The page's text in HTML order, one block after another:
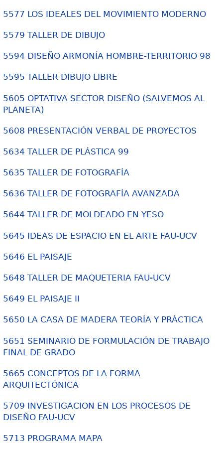
5577 LOS IDEALES DEL MOVIMIENTO MODERNO
5579 TALLER DE DIBUJO
5594 DISEÑO ARMONÍA HOMBRE-TERRITORIO 98
5595 TALLER DIBUJO LIBRE
5605 OPTATIVA SECTOR DISEÑO (SALVEMOS AL
PLANETA)
5608 PRESENTACIÓN VERBAL DE PROYECTOS
5634 TALLER DE PLÁSTICA 99
5635 TALLER DE FOTOGRAFÍA
5636 TALLER DE FOTOGRAFÍA AVANZADA
5644 TALLER DE MOLDEADO EN YESO
5645 IDEAS DE ESPACIO EN EL ARTE FAU-UCV
5646 EL PAISAJE
5648 TALLER DE MAQUETERIA FAU-UCV
5649 EL PAISAJE II
5650 LA CASA DE MADERA TEORÍA Y PRÁCTICA
5651 SEMINARIO DE FORMULACIÓN DE TRABAJO
FINAL DE GRADO
5665 CONCEPTOS DE LA FORMA
ARQUITECTÓNICA
5709 INVESTIGACION EN LOS PROCESOS DE
DISEÑO FAU-UCV
5713 PROGRAMA MAPA